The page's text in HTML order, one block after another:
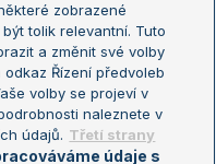
zobrazené
tolik relevantní. Tuto
a změnit své volby
Řízení předvoleb
volby se projeví v
naleznete v
údajů. Třetí strany
údaje s